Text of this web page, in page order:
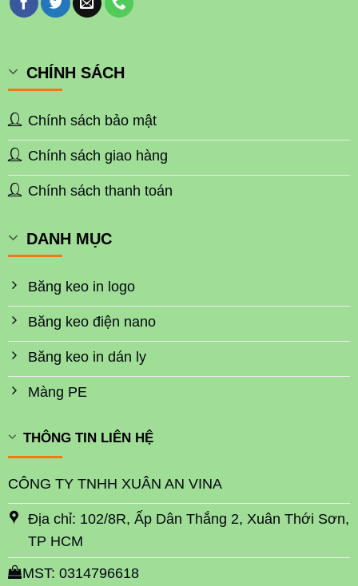
CHÍNH SÁCH
Chính sách bảo mật
Chính sách giao hàng
Chính sách thanh toán
DANH MỤC
Băng keo in logo
Băng keo điện nano
Băng keo in dán ly
Màng PE
THÔNG TIN LIÊN HỆ
CÔNG TY TNHH XUÂN AN VINA
Địa chỉ: 102/8R, Ấp Dân Thắng 2, Xuân Thới Sơn,
TP HCM
MST: 0314796618